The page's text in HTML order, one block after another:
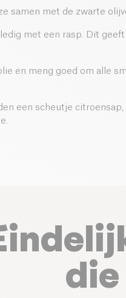
samen met de zwarte
met een rasp. Dit
en meng goed om alle
een scheutje citroensap,